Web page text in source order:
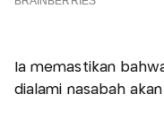
Ia memastikan
dialami nasabah